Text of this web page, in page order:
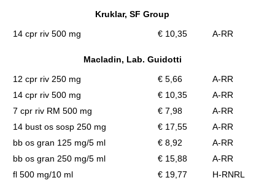
Kruklar, SF Group
14 cpr riv 500 mg
€ 10,35 A-RR
Macladin, Lab. Guidotti
12 cpr riv 250 mg
€ 5,66
A-RR
14 cpr riv 500 mg
€ 10,35
A-RR
7 cpr riv RM 500 mg
€ 7,98
A-RR
14 bust os sosp 250 mg
€ 17,55
A-RR
bb os gran 125 mg/5 ml
€ 8,92
A-RR
bb os gran 250 mg/5 ml
€ 15,88
A-RR
fl 500 mg/10 ml
€ 19,77 H-RNRL